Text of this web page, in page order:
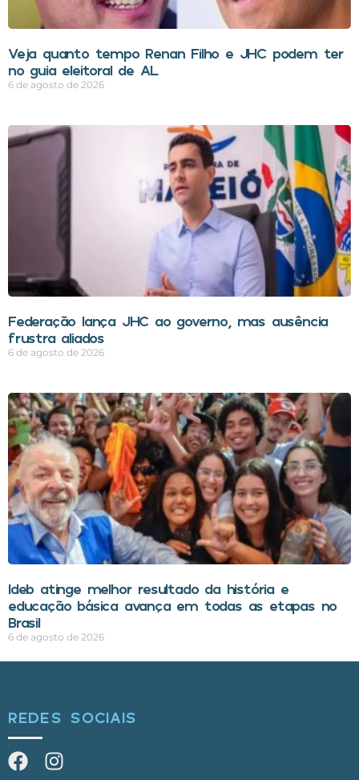
Veja quanto tempo Renan Filho e JHC podem ter
no guia eleitoral de AL
6 de agosto de 2026
Federação lança JHC ao governo, mas ausência
frustra aliados
6 de agosto de 2026
Ideb atinge melhor resultado da história e
educação básica avança em todas as etapas no
Brasil
6 de agosto de 2026
REDES SOCIAIS